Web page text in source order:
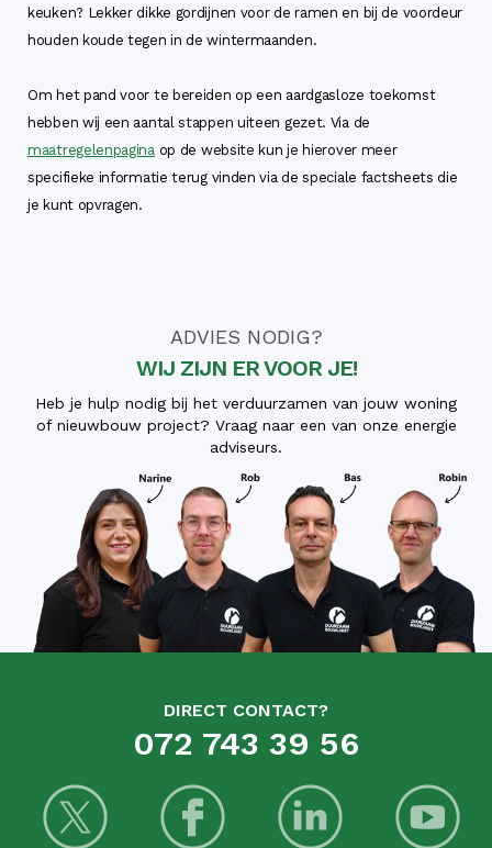
keuken? Lekker dikke gordijnen voor de ramen en bij de voordeur
houden koude tegen in de wintermaanden.
Om het pand voor te bereiden op een aardgasloze toekomst
hebben wij een aantal stappen uiteen gezet. Via de
maatregelenpaginaop de website kun je hierover meer
specifieke informatie terug vinden via de speciale factsheets die
je kunt opvragen.
ADVIES NODIG?
WIJ ZIJN ER VOOR JE!
Heb je hulp nodig bij het verduurzamen van jouw woning
of nieuwbouw project? Vraag naar een van onze energie
adviseurs.
DIRECT CONTACT?
072 743 39 56